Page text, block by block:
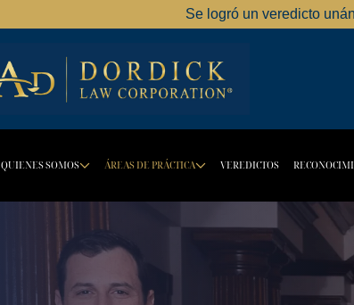
Se logró un veredicto
QUIENES SOMOS ÁREAS DE PRÁCTICA VEREDICTOS